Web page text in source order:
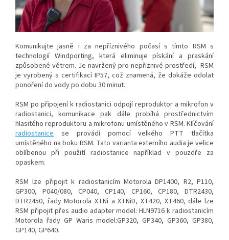
Komunikujte jasně i za nepříznivého počasí s tímto RSM s
technologií Windporting, která eliminuje pískání a praskání
způsobené větrem. Je navržený pro nepřiznivé prostředí, RSM
je vyrobený s certifikací IP57, což znamená, že dokáže odolat
ponoření do vody po dobu 30 minut.
RSM po připojení k radiostanici odpojí reproduktor a mikrofon v
radiostanici, komunikace pak dále probíhá prostřednictvím
hlasitého reproduktoru a mikrofonu umístěného v RSM. Klíčování
radiostanice se provádí pomocí velkého PTT tlačítka
umístěného na boku RSM. Tato varianta externího audia je velice
oblíbenou při použití radiostanice například v pouzdře za
opaskem.
RSM lze připojit k radiostanicím Motorola DP1400, R2, P110,
GP300, P040/080, CP040, CP140, CP160, CP180, DTR2430,
DTR2450, řady Motorola XTNi a XTNiD, XT420, XT460, dále lze
RSM připojit přes audio adapter model: HLN9716 k radiostanicím
Motorola řady GP Waris model:GP320, GP340, GP360, GP380,
GP140, GP640.